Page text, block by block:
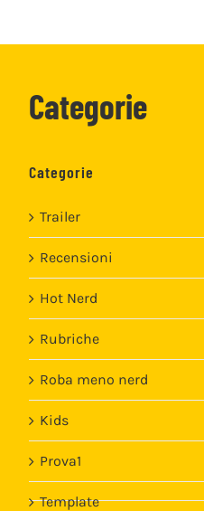
Categorie
Categorie
Trailer
Recensioni
Hot Nerd
Rubriche
Roba meno nerd
Kids
Prova1
Template